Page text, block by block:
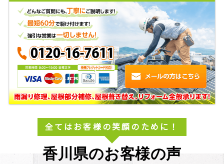
全てはお客様の笑顔のために！
香川県のお客様の声